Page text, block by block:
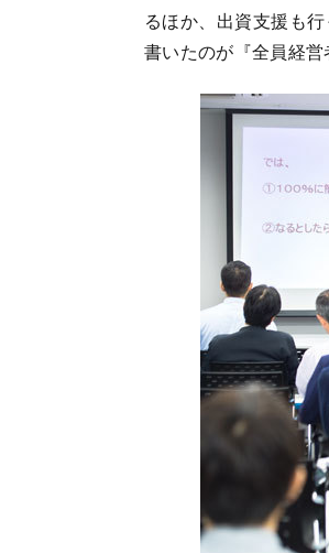
るほか、出資支援も
書いたのが『全員経営